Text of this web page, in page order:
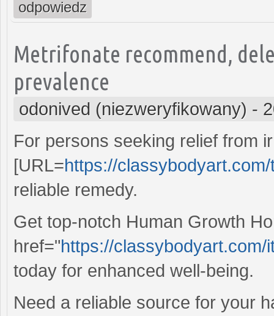
odpowiedz
Metrifonate recommend,
prevalence
odonived (niezweryfikowany) -
For persons seeking relief from
[URL=https://
reliable remedy.
Get top-notch Human Growth
href="https://
today for enhanced well-being.
Need a reliable source for your